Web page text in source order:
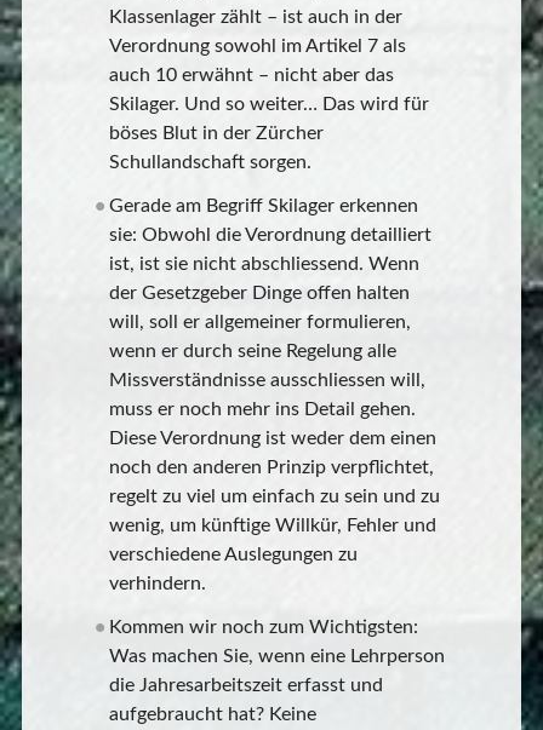
Klassenlager zählt – ist auch in der
Verordnung sowohl im Artikel 7 als
auch 10 erwähnt – nicht aber das
Skilager. Und so weiter… Das wird für
böses Blut in der Zürcher
Schullandschaft sorgen.
Gerade am Begriff Skilager erkennen
sie: Obwohl die Verordnung detailliert
ist, ist sie nicht abschliessend. Wenn
der Gesetzgeber Dinge offen halten
will, soll er allgemeiner formulieren,
wenn er durch seine Regelung alle
Missverständnisse ausschliessen will,
muss er noch mehr ins Detail gehen.
Diese Verordnung ist weder dem einen
noch den anderen Prinzip verpflichtet,
regelt zu viel um einfach zu sein und zu
wenig, um künftige Willkür, Fehler und
verschiedene Auslegungen zu
verhindern.
Kommen wir noch zum Wichtigsten:
Was machen Sie, wenn eine Lehrperson
die Jahresarbeitszeit erfasst und
aufgebraucht hat? Keine